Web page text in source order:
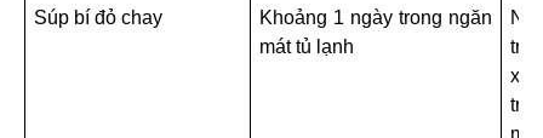
Súp bí đỏ chay
Khoảng 1 ngày trong ngăn
mát tủ lạnh